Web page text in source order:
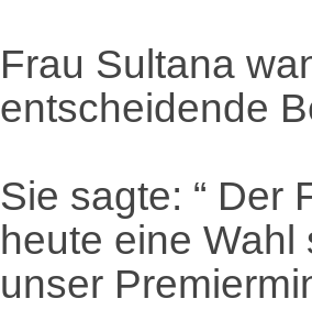
Frau Sultana
entscheidende
Sie sagte: “ Der
heute eine
unser